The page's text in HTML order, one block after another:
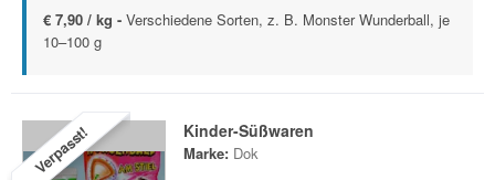
€ 7,90 / kg - Verschiedene Sorten, z. B. Monster Wunderball, je
10–100 g
Verpasst! Kinder-Süßwaren
Marke: Dok